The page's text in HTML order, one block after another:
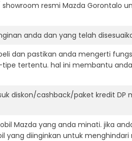
resmi Mazda Gorontalo
anda dan yang telah
dan pastikan anda mengerti
tertentu. hal ini membantu
diskon/cashback/paket kredit DP
Mazda yang anda minati. jika
diinginkan untuk